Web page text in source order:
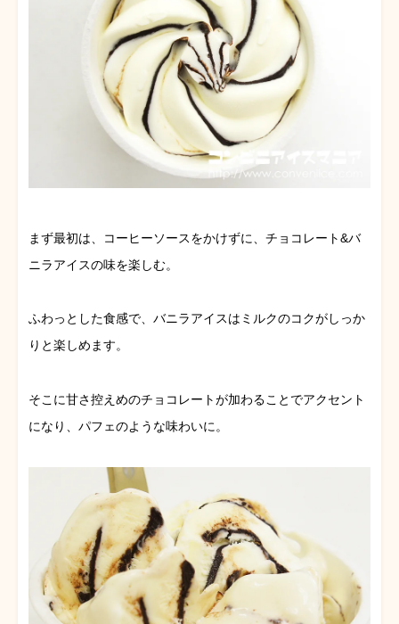
まず最初は、コーヒーソースをかけずに、チョコレート&バ
ニラアイスの味を楽しむ。
ふわっとした食感で、バニラアイスはミルクのコクがしっか
りと楽しめます。
そこに甘さ控えめのチョコレートが加わることでアクセント
になり、パフェのような味わいに。